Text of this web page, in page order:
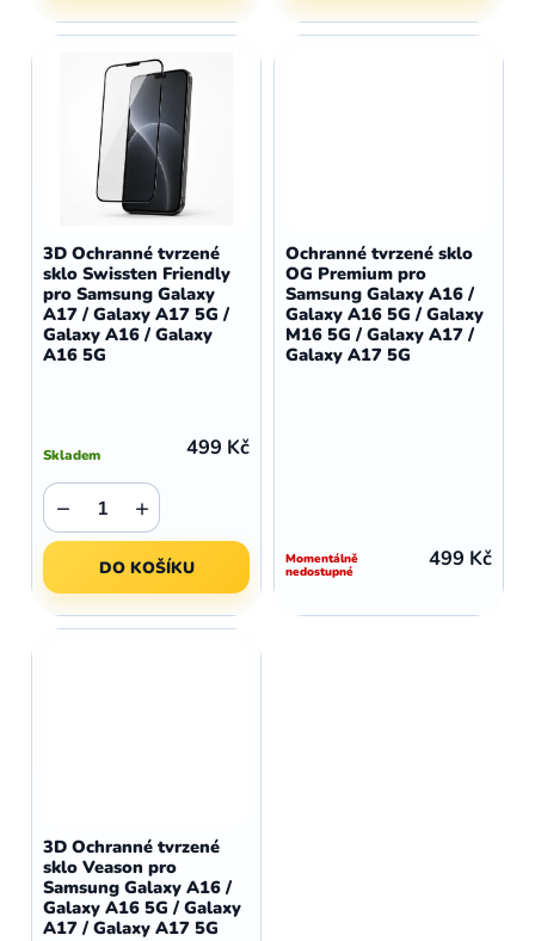
3D Ochranné tvrzené
sklo Swissten Friendly
pro Samsung Galaxy
A17 / Galaxy A17 5G /
Galaxy A16 / Galaxy
A16 5G
Skladem 499 Kč
+
−
DO KOŠÍKU
Ochranné tvrzené sklo
OG Premium pro
Samsung Galaxy A16 /
Galaxy A16 5G / Galaxy
M16 5G / Galaxy A17 /
Galaxy A17 5G
Momentálně
nedostupné 499 Kč
3D Ochranné tvrzené
sklo Veason pro
Samsung Galaxy A16 /
Galaxy A16 5G / Galaxy
A17 / Galaxy A17 5G